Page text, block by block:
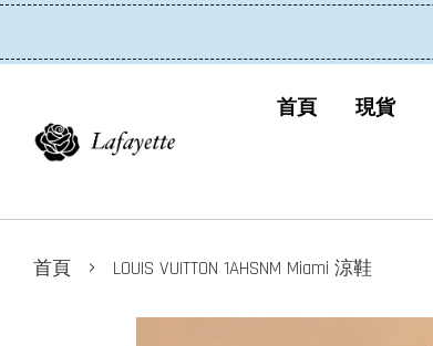
首頁 現貨
首頁 › LOUIS VUITTON 1AHSNM Miami 涼鞋